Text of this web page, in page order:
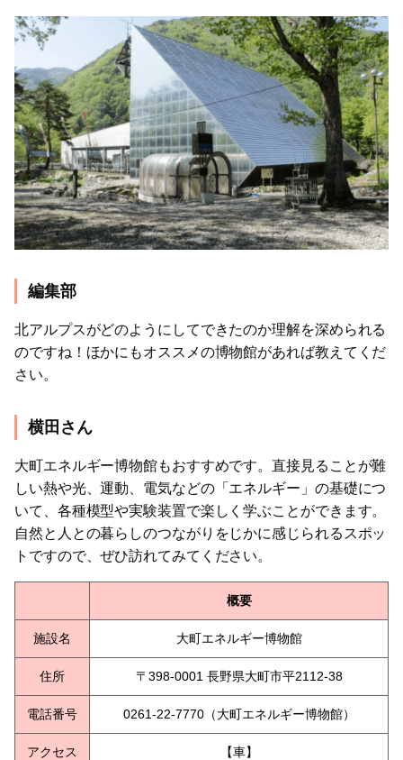
編集部
北アルプスがどのようにしてできたのか理解を深められる
のですね！ほかにもオススメの博物館があれば教えてくだ
さい。
横田さん
大町エネルギー博物館もおすすめです。直接見ることが難
しい熱や光、運動、電気などの「エネルギー」の基礎につ
いて、各種模型や実験装置で楽しく学ぶことができます。
自然と人との暮らしのつながりをじかに感じられるスポッ
トですので、ぜひ訪れてみてください。
概要
施設名 大町エネルギー博物館
住所 〒398-0001 長野県大町市平2112-38
電話番号 0261-22-7770（大町エネルギー博物館）
アクセス
【車】